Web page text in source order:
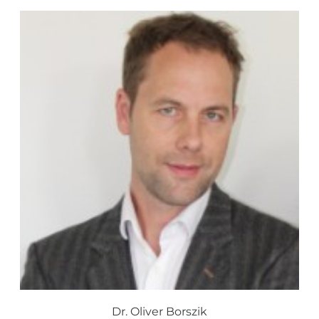
Dr. Oliver Borszik